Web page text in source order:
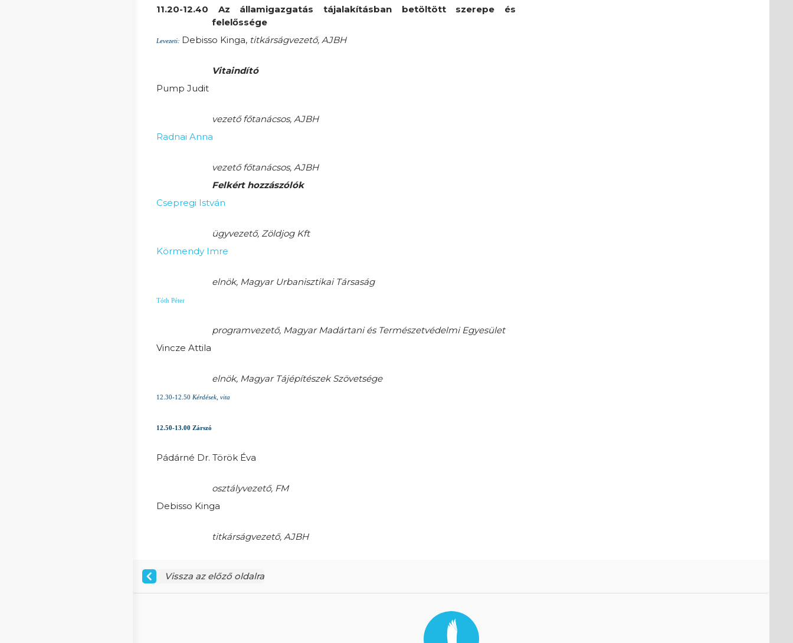
11.20-12.40 Az államigazgatás tájalakításban betöltött szerepe és
felelőssége
Levezeti: Debisso Kinga, titkárságvezető, AJBH
Vitaindító
Pump Judit
vezető főtanácsos, AJBH
Radnai Anna
vezető főtanácsos, AJBH
Felkért hozzászólók
Csepregi István
ügyvezető, Zöldjog Kft
Körmendy Imre
elnök, Magyar Urbanisztikai Társaság
Tóth Péter
programvezető, Magyar Madártani és Természetvédelmi Egyesület
Vincze Attila
elnök, Magyar Tájépítészek Szövetsége
12.30-12.50 Kérdések, vita
12.50-13.00 Zárszó
Pádárné Dr. Török Éva
osztályvezető, FM
Debisso Kinga
titkárságvezető, AJBH
Vissza az előző oldalra